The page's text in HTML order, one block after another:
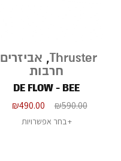
Thruster
, אביזרים
חרבות
DE FLOW - BEE
₪590.00
₪490.00
בחר אפשרויות